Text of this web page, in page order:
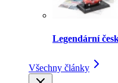
Legendární
Všechny články